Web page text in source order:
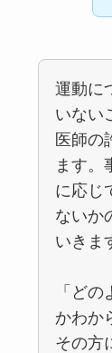
運動に
いない
医師の
ます。
に応じ
ないか
いきま
「ど
かわか
その方